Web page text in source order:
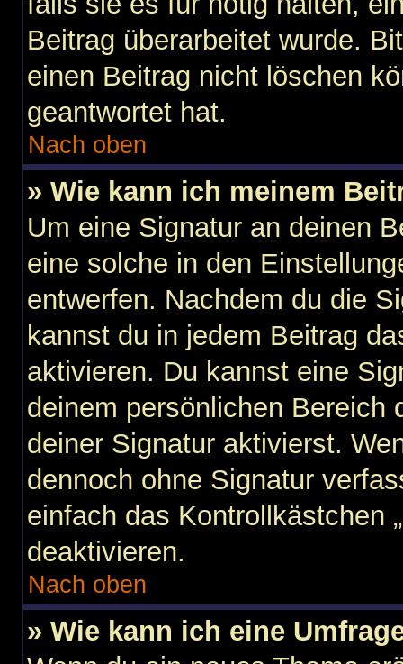
Beitrag überarbeitet wurde.
einen Beitrag nicht löschen
geantwortet hat.
Nach oben
» Wie kann ich meinem
Um eine Signatur an deinen
eine solche in den
entwerfen. Nachdem du die
kannst du in jedem Beitrag
aktivieren. Du kannst eine
deinem persönlichen Bereich
deiner Signatur aktivierst.
dennoch ohne Signatur
einfach das Kontrollkästchen
deaktivieren.
Nach oben
» Wie kann ich eine